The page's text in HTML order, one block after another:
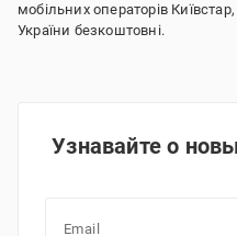
мобільних операторів
України безкоштовні.
Узнавайте о